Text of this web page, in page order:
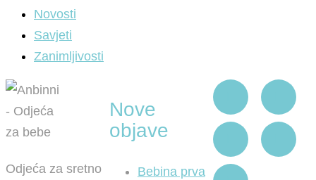
Novosti
Savjeti
Zanimljivosti
Odjeća za sretno
Nove
objave
Bebina prva